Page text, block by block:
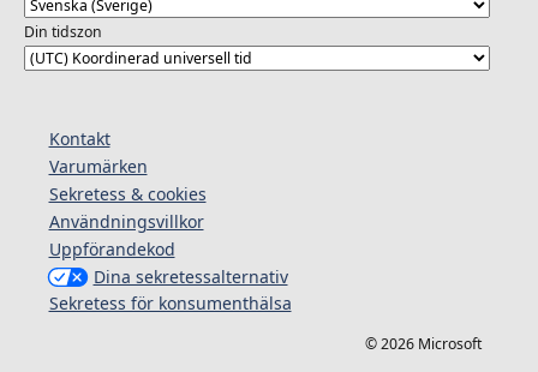
Din tidszon
Kontakt
Varumärken
Sekretess & cookies
Användningsvillkor
Uppförandekod
Dina sekretessalternativ
Sekretess för konsumenthälsa
© 2026 Microsoft